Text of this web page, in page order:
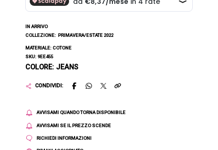
IN ARRIVO
COLLEZIONE: PRIMAVERA/ESTATE 2022
MATERIALE: COTONE
SKU: 9EE455
COLORE: JEANS
CONDIVIDI:
AVVISAMI QUANDO TORNA DISPONIBILE
AVVISAMI SE IL PREZZO SCENDE
RICHIEDI INFORMAZIONI